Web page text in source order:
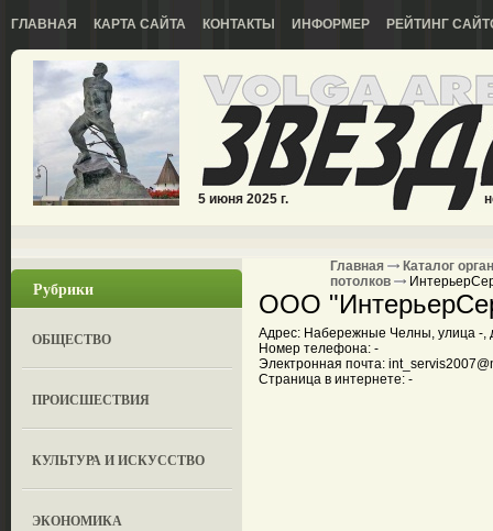
ГЛАВНАЯ КАРТА САЙТА КОНТАКТЫ ИНФОРМЕР РЕЙТИНГ
5 июня 2025 г.
Рубрики
ОБЩЕСТВО
ПРОИСШЕСТВИЯ
КУЛЬТУРА И ИСКУССТВО
ЭКОНОМИКА
Главная
Каталог
потолков
ООО
Адрес: Набережные Челны, улица -,
Номер телефона: -
Электронная почта:
Страница в интернете: -